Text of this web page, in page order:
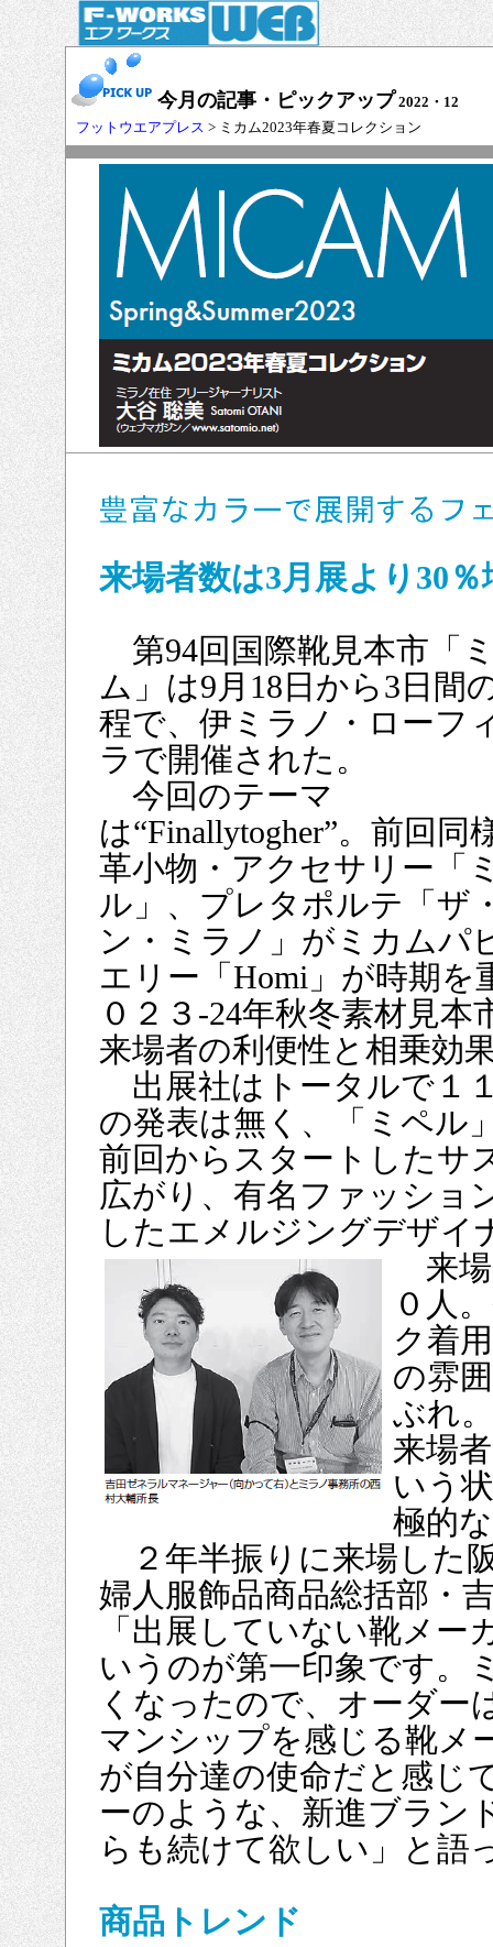
今月の記事・ピックアップ 2022・12
フットウエアプレス > ミカム2023年春夏コレクション
来場者数は3月展より30％
第94回国際靴見本市「
ム」は9月18日から3日間
程で、伊ミラノ・ローフ
ラで開催された。
今回のテーマ
は“Finallytogher”。前回同
革小物・アクセサリー「
ル」、プレタポルテ「ザ
ン・ミラノ」がミカムパ
エリー「Homi」が時期
０２３‐24年秋冬素材見
来場者の利便性と相乗効
出展社はトータルで１
の発表は無く、「ミペル
前回からスタートしたサ
広がり、有名ファッショ
したエメルジングデザイ
来場
０人
ク着
の雰
ぶれ
来場
いう
極的
２年半振りに来場した
婦人服飾品商品総括部・
「出展していない靴メ
いうのが第一印象です。
くなったので、オーダー
マンシップを感じる靴メ
が自分達の使命だと感じ
ーのような、新進ブラン
らも続けて欲しい」と語
商品トレンド